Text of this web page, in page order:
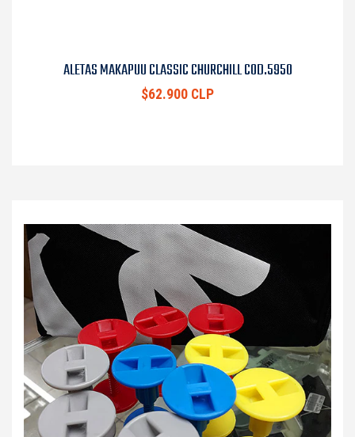
ALETAS MAKAPUU CLASSIC CHURCHILL COD.5950
$62.900 CLP